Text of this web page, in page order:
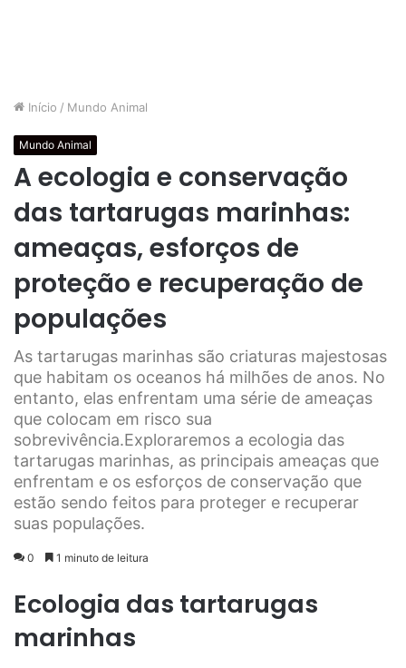
Início / Mundo Animal
Mundo Animal
A ecologia e conservação
das tartarugas marinhas:
ameaças, esforços de
proteção e recuperação de
populações
As tartarugas marinhas são criaturas majestosas
que habitam os oceanos há milhões de anos. No
entanto, elas enfrentam uma série de ameaças
que colocam em risco sua
sobrevivência.Exploraremos a ecologia das
tartarugas marinhas, as principais ameaças que
enfrentam e os esforços de conservação que
estão sendo feitos para proteger e recuperar
suas populações.
0 1 minuto de leitura
Ecologia das tartarugas
marinhas